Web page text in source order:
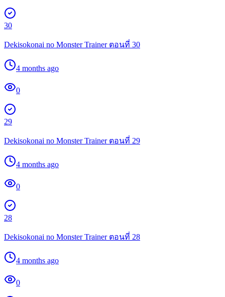
30
Dekisokonai no Monster Trainer ตอนที่ 30
4 months ago
0
29
Dekisokonai no Monster Trainer ตอนที่ 29
4 months ago
0
28
Dekisokonai no Monster Trainer ตอนที่ 28
4 months ago
0